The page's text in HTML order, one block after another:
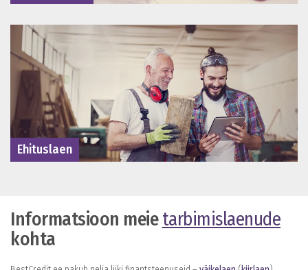
Ehituslaen
Informatsioon meietarbimislaenude
kohta